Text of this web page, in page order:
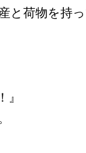
と荷物を持